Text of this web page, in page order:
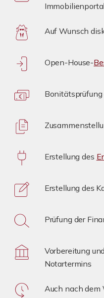
Auf Wunsch
Open-House-
Erstellung des
Erstellung des
Prüfung der
Vorbereitung
Notartermins
Auch nach dem